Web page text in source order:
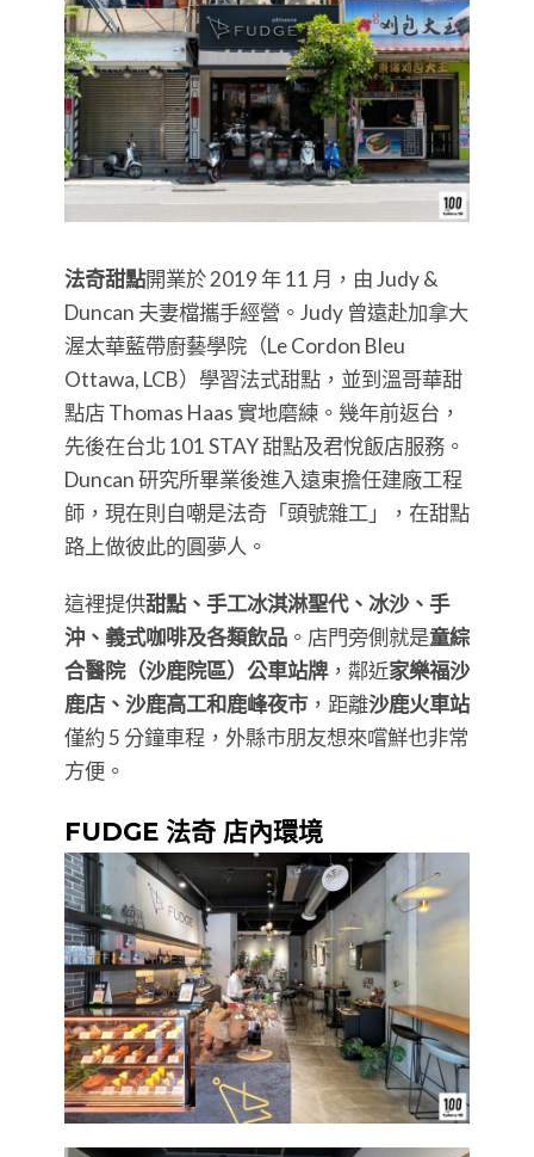
法奇甜點開業於 2019 年 11 月，由 Judy &
Duncan 夫妻檔攜手經營。Judy 曾遠赴加拿大
渥太華藍帶廚藝學院（Le Cordon Bleu
Ottawa, LCB）學習法式甜點，並到溫哥華甜
點店 Thomas Haas 實地磨練。幾年前返台，
先後在台北 101 STAY 甜點及君悅飯店服務。
Duncan 研究所畢業後進入遠東擔任建廠工程
師，現在則自嘲是法奇「頭號雜工」，在甜點
路上做彼此的圓夢人。
這裡提供甜點、手工冰淇淋聖代、冰沙、手
沖、義式咖啡及各類飲品 。店門旁側就是童綜
合醫院（沙鹿院區）公車站牌，鄰近家樂福沙
鹿店、沙鹿高工和鹿峰夜市，距離沙鹿火車站
僅約 5 分鐘車程，外縣市朋友想來嚐鮮也非常
方便。
FUDGE 法奇 店內環境